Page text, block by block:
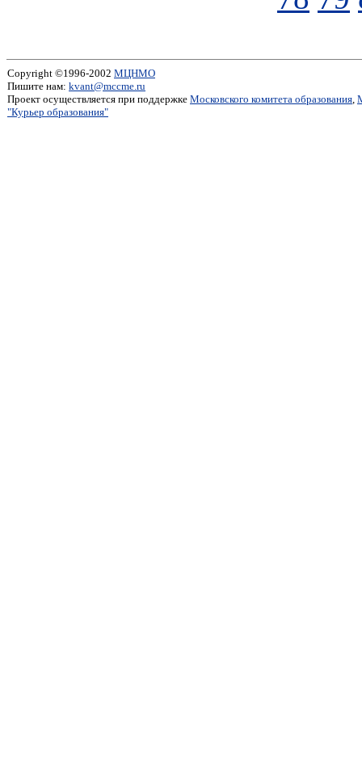
Copyright ©1996-2002 МЦНМО
Пишите нам: kvant@mccme.ru
Проект осуществляется при поддержке Московского комитета образования,
"Курьер образования"